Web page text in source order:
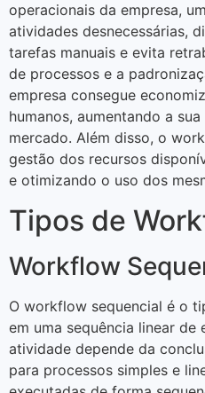
operacionais da empresa,
atividades desnecessárias,
tarefas manuais e evita
de processos e a
empresa consegue
humanos, aumentando a
mercado. Além disso, o
gestão dos recursos
e otimizando o uso dos
Tipos de
Workflow
O workflow sequencial é o
em uma sequência linear de
atividade depende da
para processos simples e